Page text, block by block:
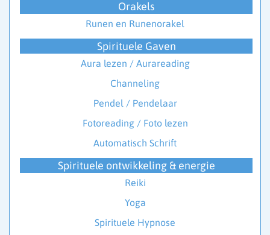
Orakels
Runen en Runenorakel
Spirituele Gaven
Aura lezen / Aurareading
Channeling
Pendel / Pendelaar
Fotoreading / Foto lezen
Automatisch Schrift
Spirituele ontwikkeling & energie
Reiki
Yoga
Spirituele Hypnose